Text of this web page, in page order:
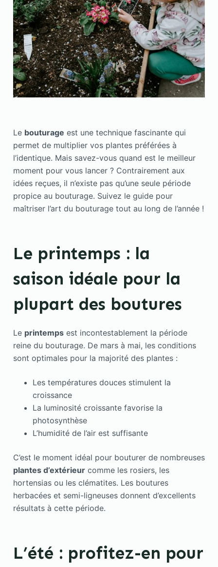
Le bouturage est une technique fascinante qui
permet de multiplier vos plantes préférées à
l’identique. Mais savez-vous quand est le meilleur
moment pour vous lancer ? Contrairement aux
idées reçues, il n’existe pas qu’une seule période
propice au bouturage. Suivez le guide pour
maîtriser l’art du bouturage tout au long de l’année !
Le printemps : la
saison idéale pour la
plupart des boutures
Le printempsest incontestablement la période
reine du bouturage. De mars à mai, les conditions
sont optimales pour la majorité des plantes :
Les températures douces stimulent la
croissance
La luminosité croissante favorise la
photosynthèse
L’humidité de l’air est suffisante
C’est le moment idéal pour bouturer de nombreuses
plantes d’extérieurcomme les rosiers, les
hortensias ou les clématites. Les boutures
herbacées et semi-ligneuses donnent d’excellents
résultats à cette période.
L’été : profitez-en pour